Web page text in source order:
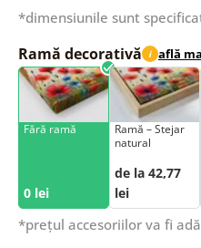
*dimensiunile sunt
Ramă decorativă i află
Fără ramă
0 lei
Ramă – Stejar
natural
de la 42,77
lei
*prețul accesoriilor va fi